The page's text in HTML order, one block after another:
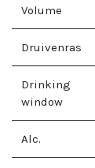
Volume
Druivenras
Drinking
window
Alc.